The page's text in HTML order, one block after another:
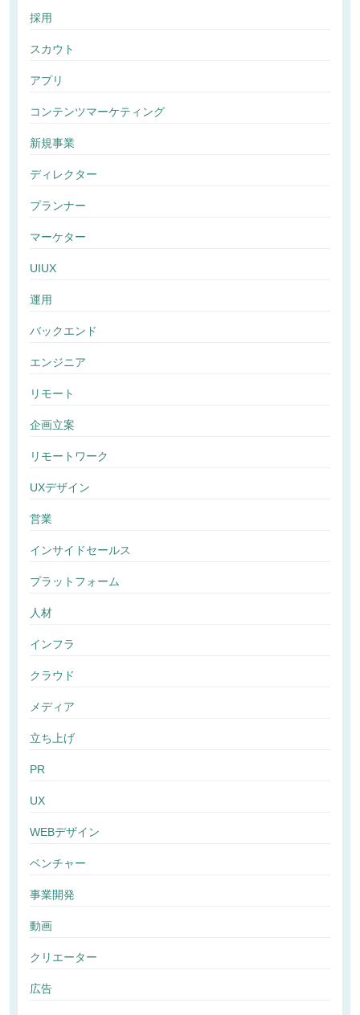
採用
スカウト
アプリ
コンテンツマーケティング
新規事業
ディレクター
プランナー
マーケター
UIUX
運用
バックエンド
エンジニア
リモート
企画立案
リモートワーク
UXデザイン
営業
インサイドセールス
プラットフォーム
人材
インフラ
クラウド
メディア
立ち上げ
PR
UX
WEBデザイン
ベンチャー
事業開発
動画
クリエーター
広告